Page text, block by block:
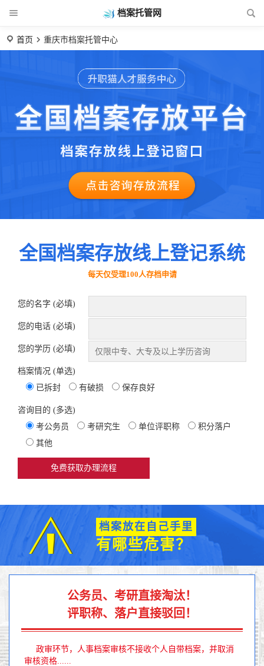
档案托管网
首页 重庆市档案托管中心
全国档案存放线上登记系统
每天仅受理100人存档申请
您的名字 (必填)
您的电话 (必填)
您的学历 (必填)
档案情况 (单选)
已拆封
有破损 保存良好
咨询目的 (多选)
考公务员
考研究生 单位评职称
积分落户
其他
档案放在自己手里
有哪些危害？
公务员、考研直接淘汰！
评职称、落户直接驳回！
政审环节，人事档案审核不接收个人自带档案，并取消
审核资格......